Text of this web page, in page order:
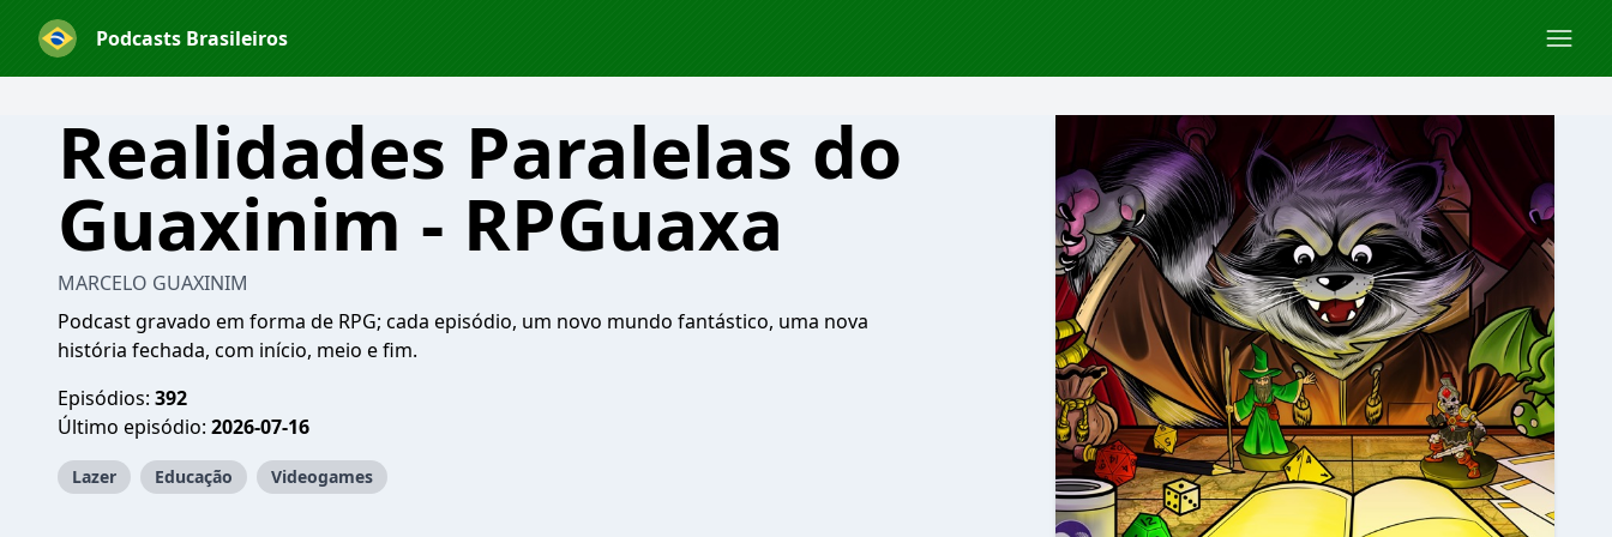
Podcasts Brasileiros
Realidades Paralelas do
Guaxinim - RPGuaxa
MARCELO GUAXINIM
Podcast gravado em forma de RPG; cada episódio, um novo mundo fantástico, uma nova
história fechada, com início, meio e fim.
Episódios: 392
Último episódio: 2026-07-16
Lazer Educação Videogames